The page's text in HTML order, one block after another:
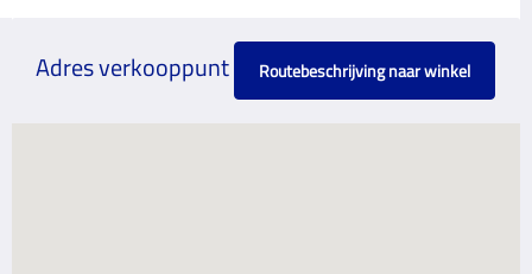
Adres verkooppunt Routebeschrijving naar winkel